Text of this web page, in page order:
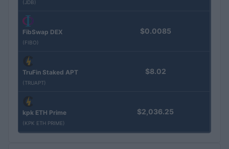
(JDB)
FibSwap DEX
(FIBO)
$0.0085
TruFin Staked APT
(TRUAPT)
$8.02
kpk ETH Prime
(KPK ETH PRIME)
$2,036.25